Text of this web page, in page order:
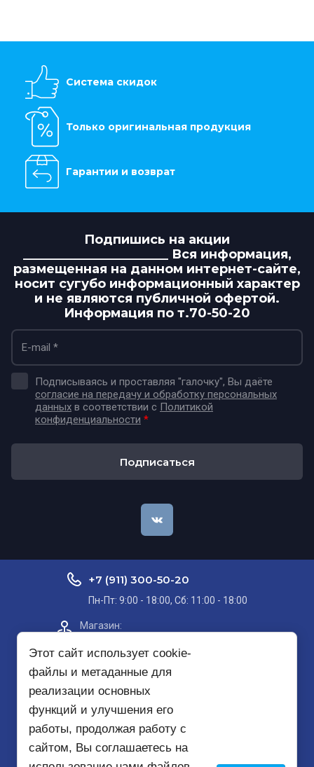
Система скидок
Только оригинальная продукция
Гарантии и возврат
Подпишись на акции
_______________________ Вся информация,
размещенная на данном интернет-сайте,
носит сугубо информационный характер
и не являются публичной офертой.
Информация по т.70-50-20
Подписываясь и проставляя "галочку", Вы даёте
согласие на передачу и обработку персональных
данных в соответствии с Политикой
конфиденциальности *
Подписаться
+7 (911) 300-50-20
Пн-Пт: 9:00 - 18:00, Сб: 11:00 - 18:00
Магазин:​
этаж
mirbezopasnosti51@yandex.ru
Этот сайт использует cookie-
файлы и метаданные для
реализации основных
функций и улучшения его
работы, продолжая работу с
сайтом, Вы соглашаетесь на